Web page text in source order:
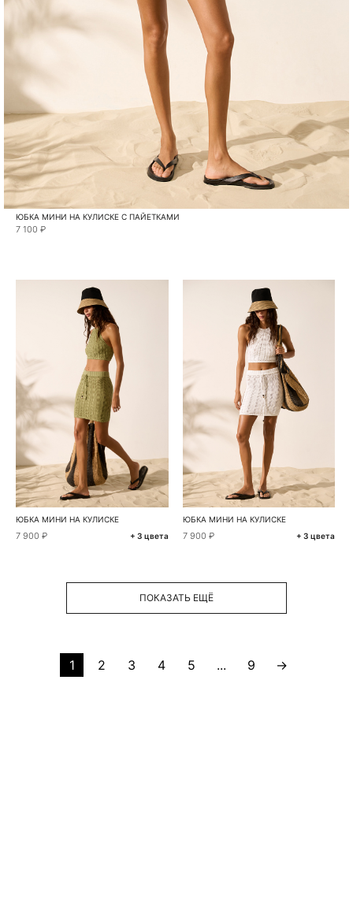
ЮБКА МИНИ НА КУЛИСКЕ С ПАЙЕТКАМИ
7 100 ₽
ЮБКА МИНИ НА КУЛИСКЕ
7 900 ₽ + 3 цвета
ЮБКА МИНИ НА КУЛИСКЕ
7 900 ₽ + 3 цвета
ПОКАЗАТЬ ЕЩЁ
1 2 3 4 5 ... 9 →